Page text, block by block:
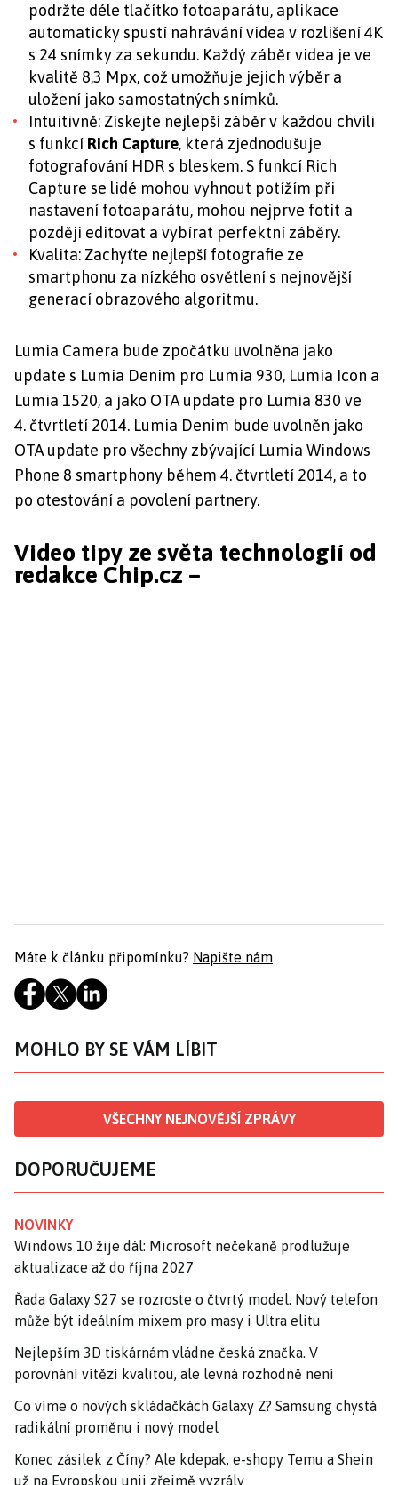
podržte déle tlačítko fotoaparátu, aplikace
automaticky spustí nahrávání videa v rozlišení 4K
s 24 snímky za sekundu. Každý záběr videa je ve
kvalitě 8,3 Mpx, což umožňuje jejich výběr a
uložení jako samostatných snímků.
Intuitivně: Získejte nejlepší záběr v každou chvíli
s funkcí Rich Capture, která zjednodušuje
fotografování HDR s bleskem. S funkcí Rich
Capture se lidé mohou vyhnout potížím při
nastavení fotoaparátu, mohou nejprve fotit a
později editovat a vybírat perfektní záběry.
Kvalita: Zachyťte nejlepší fotografie ze
smartphonu za nízkého osvětlení s nejnovější
generací obrazového algoritmu.
Lumia Camera bude zpočátku uvolněna jako
update s Lumia Denim pro Lumia 930, Lumia Icon a
Lumia 1520, a jako OTA update pro Lumia 830 ve
4. čtvrtletí 2014. Lumia Denim bude uvolněn jako
OTA update pro všechny zbývající Lumia Windows
Phone 8 smartphony během 4. čtvrtletí 2014, a to
po otestování a povolení partnery.
Video tipy ze světa technologií od
redakce Chip.cz –
Máte k článku připomínku? Napište nám
MOHLO BY SE VÁM LÍBIT
VŠECHNY NEJNOVĚJŠÍ ZPRÁVY
DOPORUČUJEME
NOVINKY
Windows 10 žije dál: Microsoft nečekaně prodlužuje
aktualizace až do října 2027
Řada Galaxy S27 se rozroste o čtvrtý model. Nový telefon
může být ideálním mixem pro masy i Ultra elitu
Nejlepším 3D tiskárnám vládne česká značka. V
porovnání vítězí kvalitou, ale levná rozhodně není
Co víme o nových skládačkách Galaxy Z? Samsung chystá
radikální proměnu i nový model
Konec zásilek z Číny? Ale kdepak, e-shopy Temu a Shein
už na Evropskou unii zřejmě vyzrály